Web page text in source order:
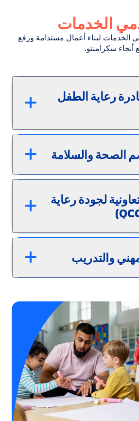
الخدمات
الخدمات لبناء أعمال مستدامة ورفع
أنحاء سكرامنتو.
رعاية الطفل
الصحة والسلامة
لجودة رعاية
والتدريب